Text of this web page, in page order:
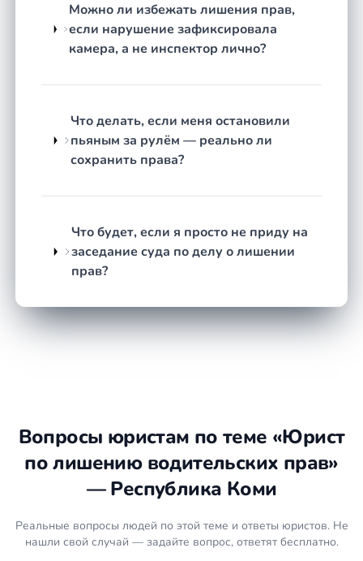
Честная оценка перспектив.
Юрист изучает
протокол, постановление и все имеющиеся
материалы. Говорит прямо: есть ли реальные
будет.
Разработка стратегии защиты.Если
перспективы есть — определяем, на чём
технические ошибки, недостаточность
Подготовка документов. Составляем жалобу,
ходатайства, запросы на истребование
доказательств — всё, что нужно для
Участие в суде.Юрист присутствует на
подавать жалобу в вышестоящий суд, и
действуем дальше.
Что подготовить
Протокол об административном
правонарушении (если есть на руках).
Можно ли избежать лишения прав,
если нарушение зафиксировала
камера, а не инспектор лично?
Что делать, если меня остановили
пьяным за рулём — реально ли
сохранить права?
Что будет, если я просто не приду на
заседание суда по делу о лишении
прав?
Вопросы юристам по теме «Юрист
по лишению водительских прав»
— Республика Коми
Реальные вопросы людей по этой теме и ответы юристов. Не
нашли свой случай — задайте вопрос, ответят бесплатно.